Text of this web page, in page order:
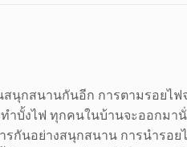
สนุกสนานกันอีก การตามรอยไ
ำบั้งไฟ ทุกคนในบ้านจะออกม
กันอย่างสนุกสนาน การนำรอ